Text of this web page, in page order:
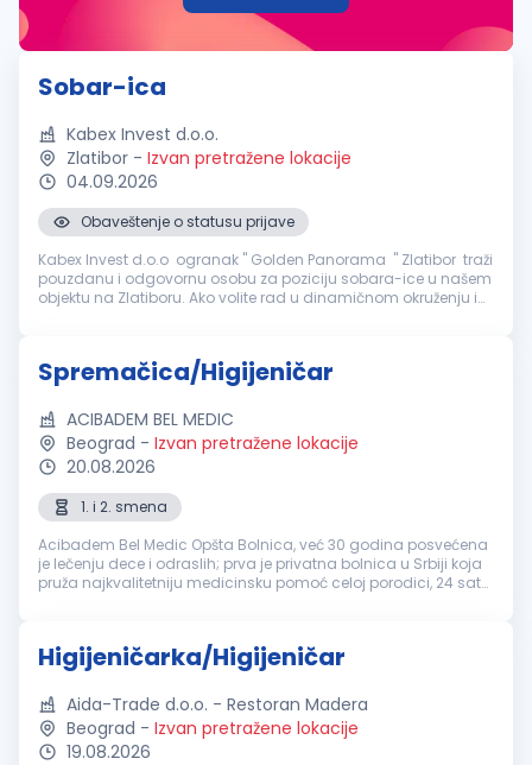
Sobar-ica
Kabex Invest d.o.o.
Zlatibor - Izvan pretražene lokacije
04.09.2026
Obaveštenje o statusu prijave
Kabex Invest d.o.o ogranak " Golden Panorama " Zlatibor traži
pouzdanu i odgovornu osobu za poziciju sobara-ice u našem
objektu na Zlatiboru. Ako volite rad u dinamičnom okruženju i
Spremačica/Higijeničar
ACIBADEM BEL MEDIC
Beograd - Izvan pretražene lokacije
20.08.2026
1. i 2. smena
Acibadem Bel Medic Opšta Bolnica, već 30 godina posvećena
je lečenju dece i odraslih; prva je privatna bolnica u Srbiji koja
pruža najkvalitetniju medicinsku pomoć celoj porodici, 24 sata
Higijeničarka/Higijeničar
Aida-Trade d.o.o. - Restoran Madera
Beograd - Izvan pretražene lokacije
19.08.2026